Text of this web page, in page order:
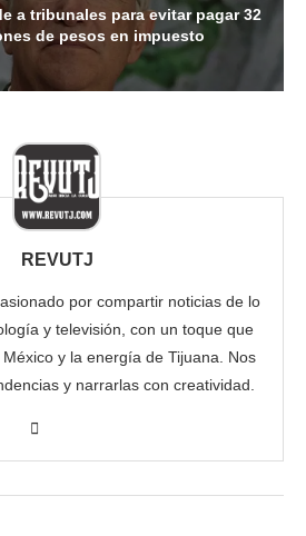
a tribunales para evitar pagar 32
de pesos en impuesto
REVUTJ
por compartir noticias de lo
y televisión, con un toque que
y la energía de Tijuana. Nos
y narrarlas con creatividad.